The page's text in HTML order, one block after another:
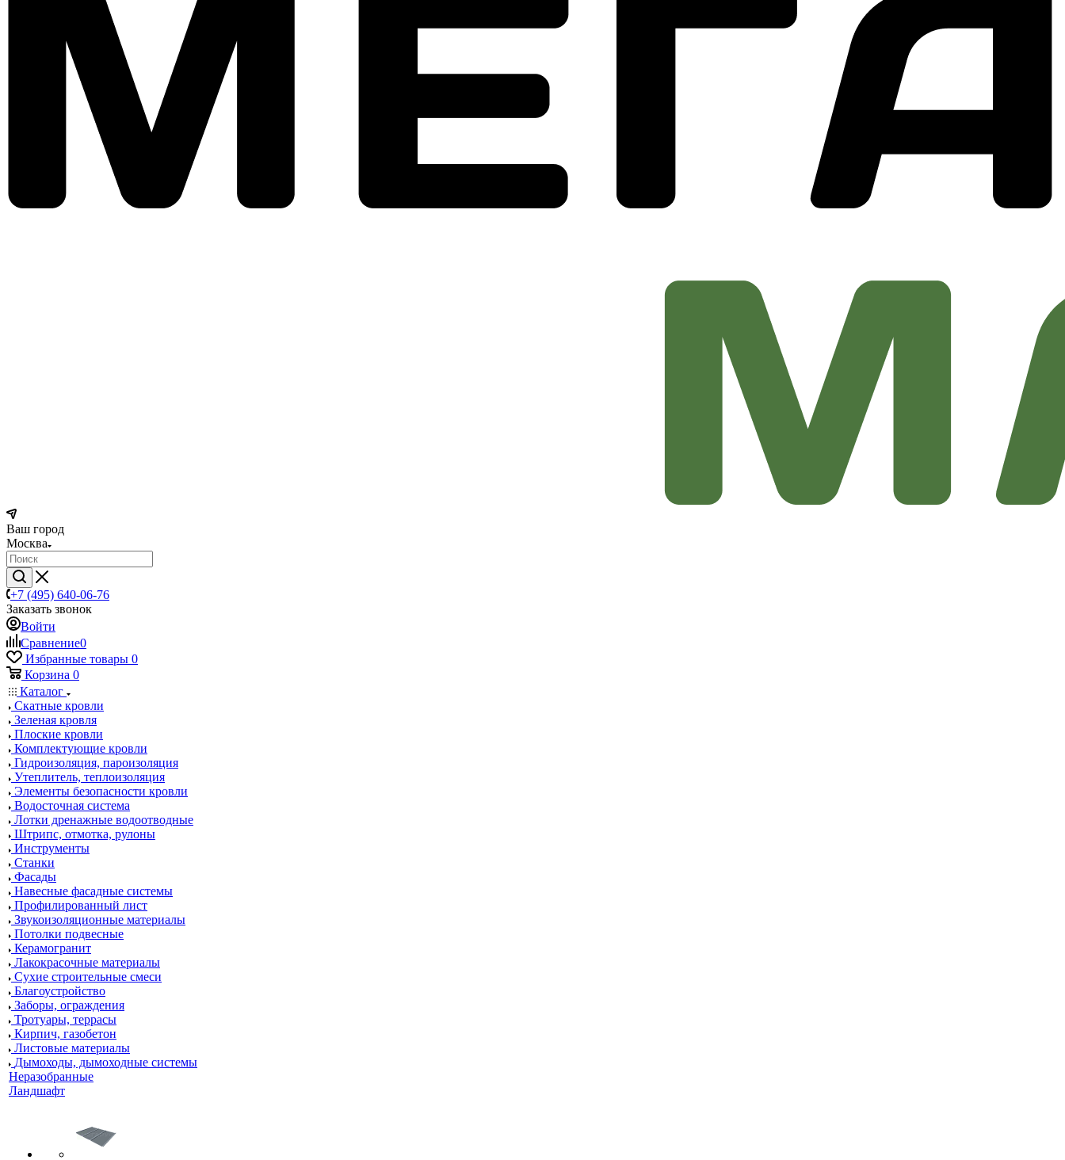
Ваш город
Москва
+7 (495) 640-06-76
Заказать звонок
Войти
Сравнение0
Избранные товары 0
Корзина 0
Каталог
Скатные кровли
Зеленая кровля
Плоские кровли
Комплектующие кровли
Гидроизоляция, пароизоляция
Утеплитель, теплоизоляция
Элементы безопасности кровли
Водосточная система
Лотки дренажные водоотводные
Штрипс, отмотка, рулоны
Инструменты
Станки
Фасады
Навесные фасадные системы
Профилированный лист
Звукоизоляционные материалы
Потолки подвесные
Керамогранит
Лакокрасочные материалы
Сухие строительные смеси
Благоустройство
Заборы, ограждения
Тротуары, террасы
Кирпич, газобетон
Листовые материалы
Дымоходы, дымоходные системы
Неразобранные
Ландшафт